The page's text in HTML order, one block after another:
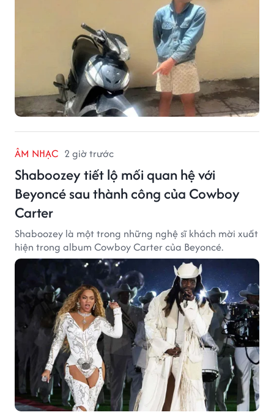
ÂM NHẠC 2 giờ trước
Shaboozey tiết lộ mối quan hệ với
Beyoncé sau thành công của Cowboy
Carter
Shaboozey là một trong những nghệ sĩ khách mời xuất
hiện trong album Cowboy Carter của Beyoncé.